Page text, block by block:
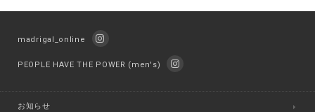
madrigal_online
PEOPLE HAVE THE POWER (men's)
お知らせ